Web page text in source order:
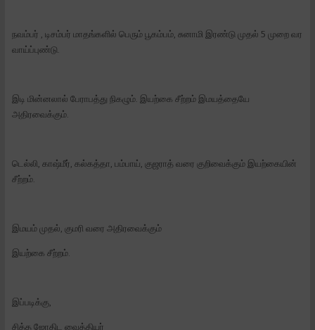
நவம்பர் , டிசம்பர் மாதங்களில் பெரும் பூகம்பம், சுனாமி இரண்டு முதல் 5 முறை வர
வாய்ப்புண்டு.
இடி மின்னலால் பேராபத்து நிகழும். இயற்கை சீற்றம் இமயத்தையே
அதிரவைக்கும்.
டெல்லி, காஷ்மீர், கல்கத்தா, பம்பாய், குஜராத் வரை குறிவைக்கும் இயற்கையின்
சீற்றம்.
இமயம் முதல், குமரி வரை அதிரவைக்கும்
இயற்கை சீற்றம்.
இப்படிக்கு,
சித்த ஜோதிட வைத்தியர்